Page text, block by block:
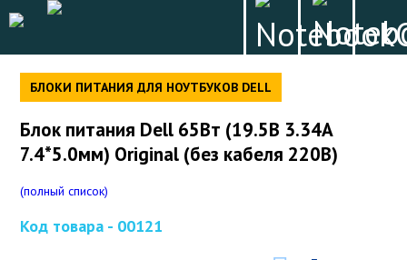
БЛОКИ ПИТАНИЯ ДЛЯ НОУТБУКОВ DELL
Блок питания Dell 65Вт (19.5В 3.34А
7.4*5.0мм) Original (без кабеля 220В)
(полный список)
Код товара - 00121